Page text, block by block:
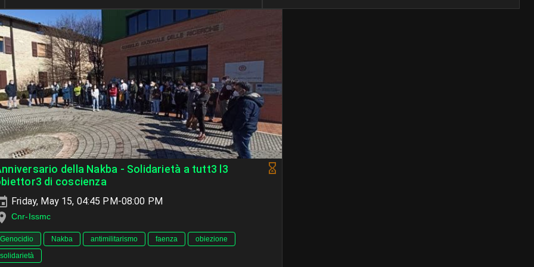
della Nakba - Solidarietà a tutt3 l3
di coscienza
Friday, May 15, 04:45 PM-08:00 PM
Cnr-Issmc
Genocidio Nakba antimilitarismo faenza
obiezione
solidarietà